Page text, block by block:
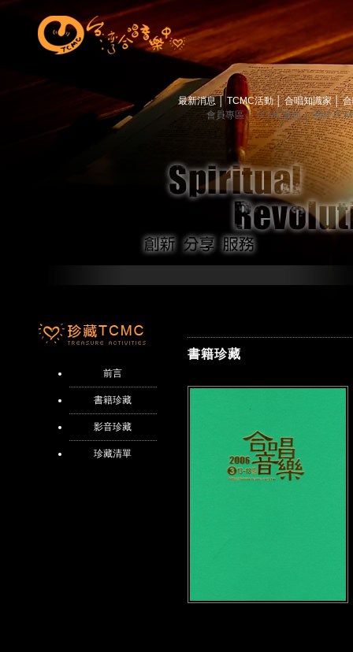
最新消息 TCMC活動│ 合唱知識家│
會員專區│ TCMC會訊│ 關於
前言
書籍珍藏
影音珍藏
珍藏清單
書籍珍藏